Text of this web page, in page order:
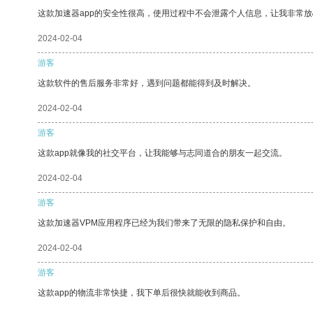
这款加速器app的安全性很高，使用过程中不会泄露个人信息，让我非常
2024-02-04
游客
这款软件的售后服务非常好，遇到问题都能得到及时解决。
2024-02-04
游客
这款app就像我的社交平台，让我能够与志同道合的朋友一起交流。
2024-02-04
游客
这款加速器VPM应用程序已经为我们带来了无限的隐私保护和自由。
2024-02-04
游客
这款app的物流非常快捷，我下单后很快就能收到商品。